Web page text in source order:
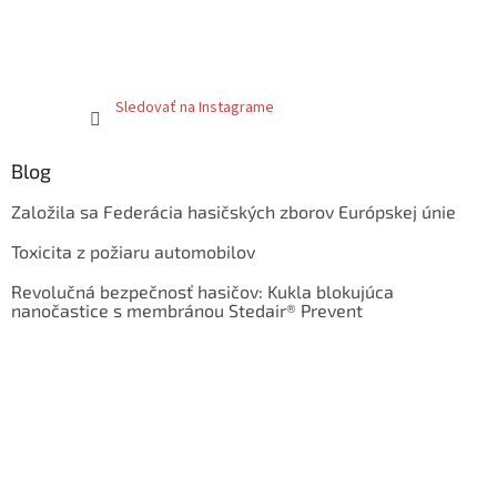
Sledovať na Instagrame
Blog
Založila sa Federácia hasičských zborov Európskej únie
Toxicita z požiaru automobilov
Revolučná bezpečnosť hasičov: Kukla blokujúca
nanočastice s membránou Stedair® Prevent